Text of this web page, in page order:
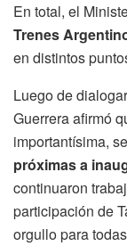
En total, el
Trenes
en distintos
Luego de
Guerrera afirmó
importantísima, se
próximas a
continuaron
participación de
orgullo para